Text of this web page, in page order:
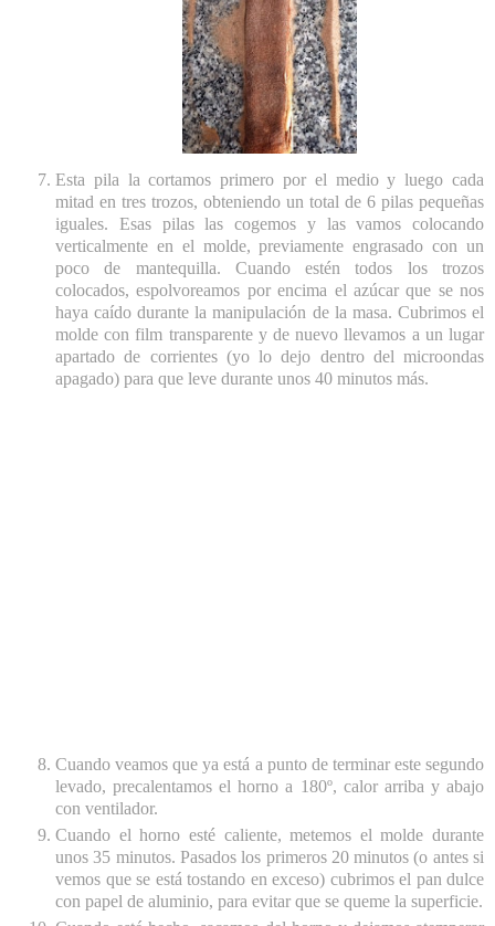
Esta pila la cortamos primero por el medio y luego cada
mitad en tres trozos, obteniendo un total de 6 pilas pequeñas
iguales. Esas pilas las cogemos y las vamos colocando
verticalmente en el molde, previamente engrasado con un
poco de mantequilla. Cuando estén todos los trozos
colocados, espolvoreamos por encima el azúcar que se nos
haya caído durante la manipulación de la masa. Cubrimos el
molde con film transparente y de nuevo llevamos a un lugar
apartado de corrientes (yo lo dejo dentro del microondas
apagado) para que leve durante unos 40 minutos más.
Cuando veamos que ya está a punto de terminar este segundo
levado, precalentamos el horno a 180º, calor arriba y abajo
con ventilador.
Cuando el horno esté caliente, metemos el molde durante
unos 35 minutos. Pasados los primeros 20 minutos (o antes si
vemos que se está tostando en exceso) cubrimos el pan dulce
con papel de aluminio, para evitar que se queme la superficie.